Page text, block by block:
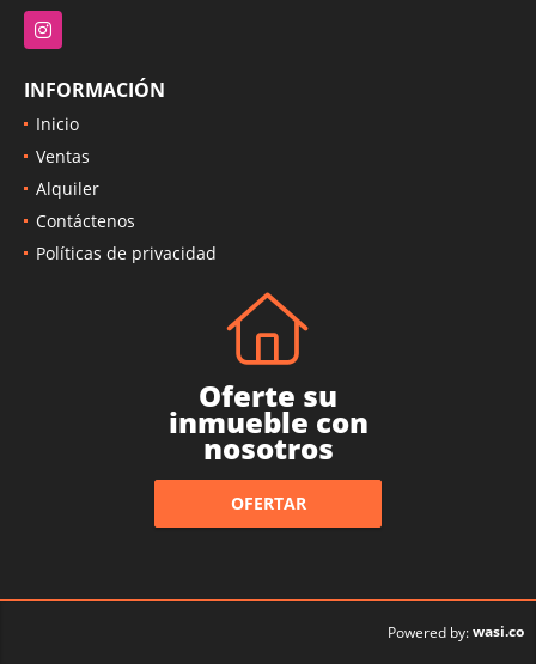
Instagram
INFORMACIÓN
Inicio
Ventas
Alquiler
Contáctenos
Políticas de privacidad
Oferte su
inmueble con
nosotros
OFERTAR
Powered by:wasi.co